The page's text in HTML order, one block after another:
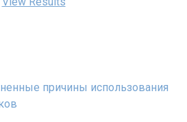
причины использования